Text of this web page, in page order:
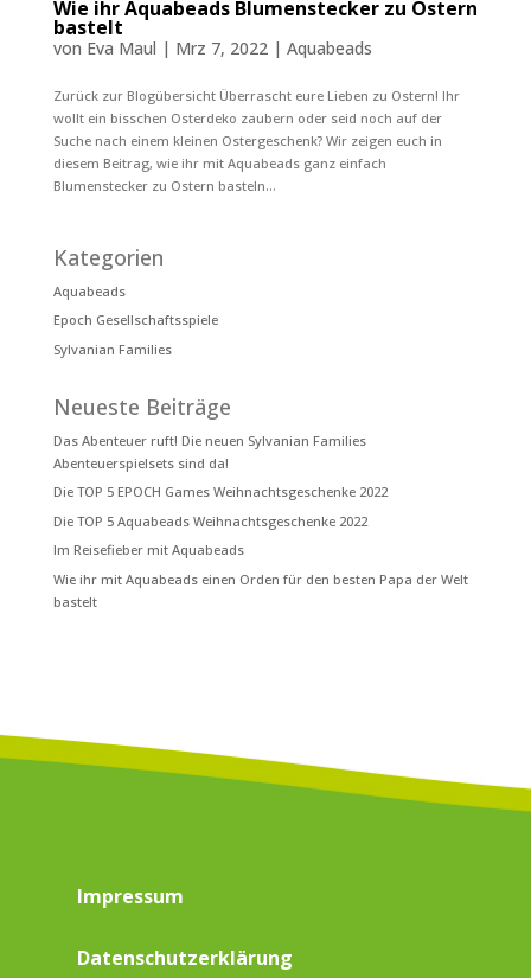
Wie ihr Aquabeads Blumenstecker zu Ostern
bastelt
von Eva Maul | Mrz 7, 2022| Aquabeads
Zurück zur Blogübersicht Überrascht eure Lieben zu Ostern! Ihr
wollt ein bisschen Osterdeko zaubern oder seid noch auf der
Suche nach einem kleinen Ostergeschenk? Wir zeigen euch in
diesem Beitrag, wie ihr mit Aquabeads ganz einfach
Blumenstecker zu Ostern basteln...
Kategorien
Aquabeads
Epoch Gesellschaftsspiele
Sylvanian Families
Neueste Beiträge
Das Abenteuer ruft! Die neuen Sylvanian Families
Abenteuerspielsets sind da!
Die TOP 5 EPOCH Games Weihnachtsgeschenke 2022
Die TOP 5 Aquabeads Weihnachtsgeschenke 2022
Im Reisefieber mit Aquabeads
Wie ihr mit Aquabeads einen Orden für den besten Papa der Welt
bastelt
Impressum
Datenschutzerklärung